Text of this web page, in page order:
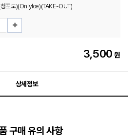
포도)(OnlyIce)(TAKE-OUT)
3,500 원
상세정보
구매 유의 사항